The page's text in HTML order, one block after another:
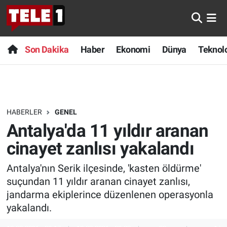
Son Dakika Haber Ekonomi Dünya
HABERLER GENEL
Antalya'da 11 yıldır aranan
cinayet zanlısı yakalandı
Antalya'nın Serik ilçesinde, 'kasten öldürme'
suçundan 11 yıldır aranan cinayet zanlısı,
jandarma ekiplerince düzenlenen operasyonla
yakalandı.
Anında Manşet
Başka Sohbetler
Bilim turu
Bilim ve Teknoloji Evreni
Doğa Konuşuyor
Dünya
Son Dakika
Haber
Dünya
Teknoloji
Sağlık
Spor
Nöbetçi Eczaneler
Hava Durumu
Trafik Durumu
Süper Lig Puan Durumu ve Fikstür
Tüm Manşetler
Son Dakika Haberleri